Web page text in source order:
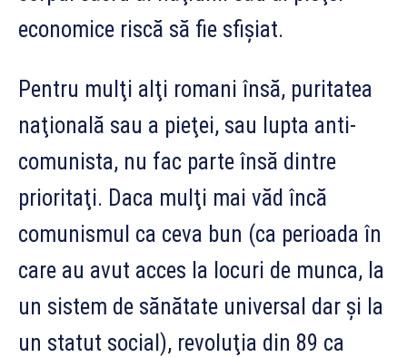
economice riscă să fie sfişiat.
Pentru mulţi alţi romani însă, puritatea
naţională sau a pieţei, sau lupta anti-
comunista, nu fac parte însă dintre
prioritaţi. Daca mulţi mai văd încă
comunismul ca ceva bun (ca perioada în
care au avut acces la locuri de munca, la
un sistem de sănătate universal dar şi la
un statut social), revoluţia din 89 ca